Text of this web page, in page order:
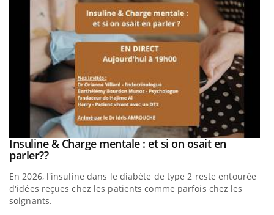
Youtube
Insuline & Charge mentale : et si on osait en
parler??Youtube
En 2026, l'insuline dans le diabète de type 2 reste entourée
d'idées reçues chez les patients comme parfois chez les
soignants.